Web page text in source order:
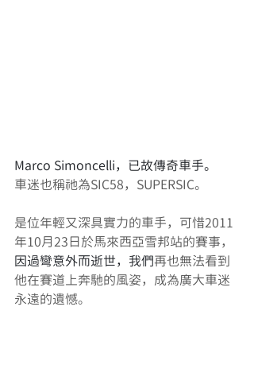
Marco Simoncelli，已故傳奇車手。
車迷也稱祂為SIC58，SUPERSIC。
是位年輕又深具實力的車手，可惜2011
年10月23日於馬來西亞雪邦站的賽事，
因過彎意外而逝世，我們再也無法看到
他在賽道上奔馳的風姿，成為廣大車迷
永遠的遺憾。